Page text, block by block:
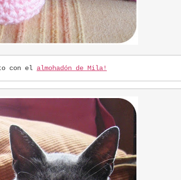
con el almohadón de Mila!